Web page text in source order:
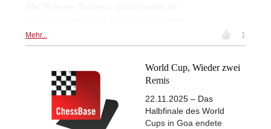
Wei Yi gegen Sindarov, beide bereits im
Mehr... 1
World Cup, Wieder zwei
Remis
22.11.2025 – Das
Halbfinale des World
Cups in Goa endete